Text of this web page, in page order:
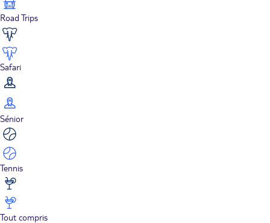
Road Trips
Safari
Sénior
Tennis
Tout compris